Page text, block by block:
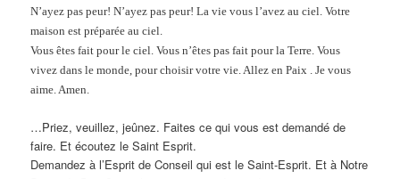
N’ayez pas peur! N’ayez pas peur! La vie vous l’avez au ciel. Votre
maison est préparée au ciel.
Vous êtes fait pour le ciel. Vous n’êtes pas fait pour la Terre. Vous
vivez dans le monde, pour choisir votre vie. Allez en Paix . Je vous
aime. Amen.
…Priez, veuillez, jeûnez. Faites ce qui vous est demandé de
faire. Et écoutez le Saint Esprit.
Demandez à l’Esprit de Conseil qui est le Saint-Esprit. Et à Notre